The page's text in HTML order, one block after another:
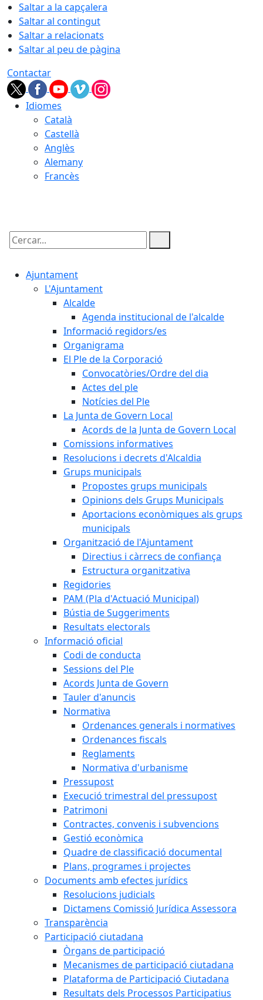
Saltar a la capçalera
Saltar al contingut
Saltar a relacionats
Saltar al peu de pàgina
Contactar
Idiomes
Català
Castellà
Anglès
Alemany
Francès
Cercar:
Ajuntament
L'Ajuntament
Alcalde
Agenda institucional de l'alcalde
Informació regidors/es
Organigrama
El Ple de la Corporació
Convocatòries/Ordre del dia
Actes del ple
Notícies del Ple
La Junta de Govern Local
Acords de la Junta de Govern Local
Comissions informatives
Resolucions i decrets d'Alcaldia
Grups municipals
Propostes grups municipals
Opinions dels Grups Municipals
Aportacions econòmiques als grups
municipals
Organització de l'Ajuntament
Directius i càrrecs de confiança
Estructura organitzativa
Regidories
PAM (Pla d'Actuació Municipal)
Bústia de Suggeriments
Resultats electorals
Informació oficial
Codi de conducta
Sessions del Ple
Acords Junta de Govern
Tauler d'anuncis
Normativa
Ordenances generals i normatives
Ordenances fiscals
Reglaments
Normativa d'urbanisme
Pressupost
Execució trimestral del pressupost
Patrimoni
Contractes, convenis i subvencions
Gestió econòmica
Quadre de classificació documental
Plans, programes i projectes
Documents amb efectes jurídics
Resolucions judicials
Dictamens Comissió Jurídica Assessora
Transparència
Participació ciutadana
Òrgans de participació
Mecanismes de participació ciutadana
Plataforma de Participació Ciutadana
Resultats dels Processos Participatius